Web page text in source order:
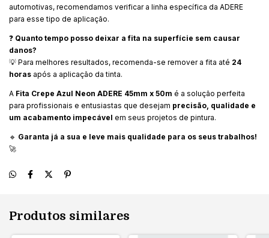
automotivas, recomendamos verificar a linha específica da ADERE
para esse tipo de aplicação.
❓ Quanto tempo posso deixar a fita na superfície sem causar
danos?
💡 Para melhores resultados, recomenda-se remover a fita até 24
horas após a aplicação da tinta.
A Fita Crepe Azul Neon ADERE 45mm x 50m é a solução perfeita
para profissionais e entusiastas que desejam precisão, qualidade e
um acabamento impecável em seus projetos de pintura.
🔹 Garanta já a sua e leve mais qualidade para os seus trabalhos!
🚀
Produtos similares